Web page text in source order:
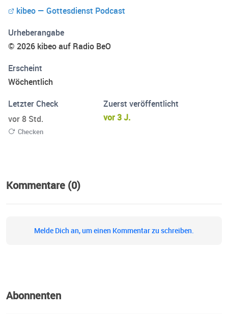
kibeo — Gottesdienst Podcast
Urheberangabe
© 2026 kibeo auf Radio BeO
Erscheint
Wöchentlich
Letzter Check
vor 8 Std.
Checken
Zuerst veröffentlicht
vor 3 J.
Kommentare (0)
Melde Dich an, um einen Kommentar zu schreiben.
Abonnenten